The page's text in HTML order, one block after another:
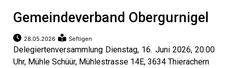
Gemeindeverband Obergurnigel
28.05.2026 Seftigen
Delegiertenversammlung Dienstag, 16. Juni 2026, 20.00
Uhr, Mühle Schüür, Mühlestrasse 14E, 3634 Thierachern